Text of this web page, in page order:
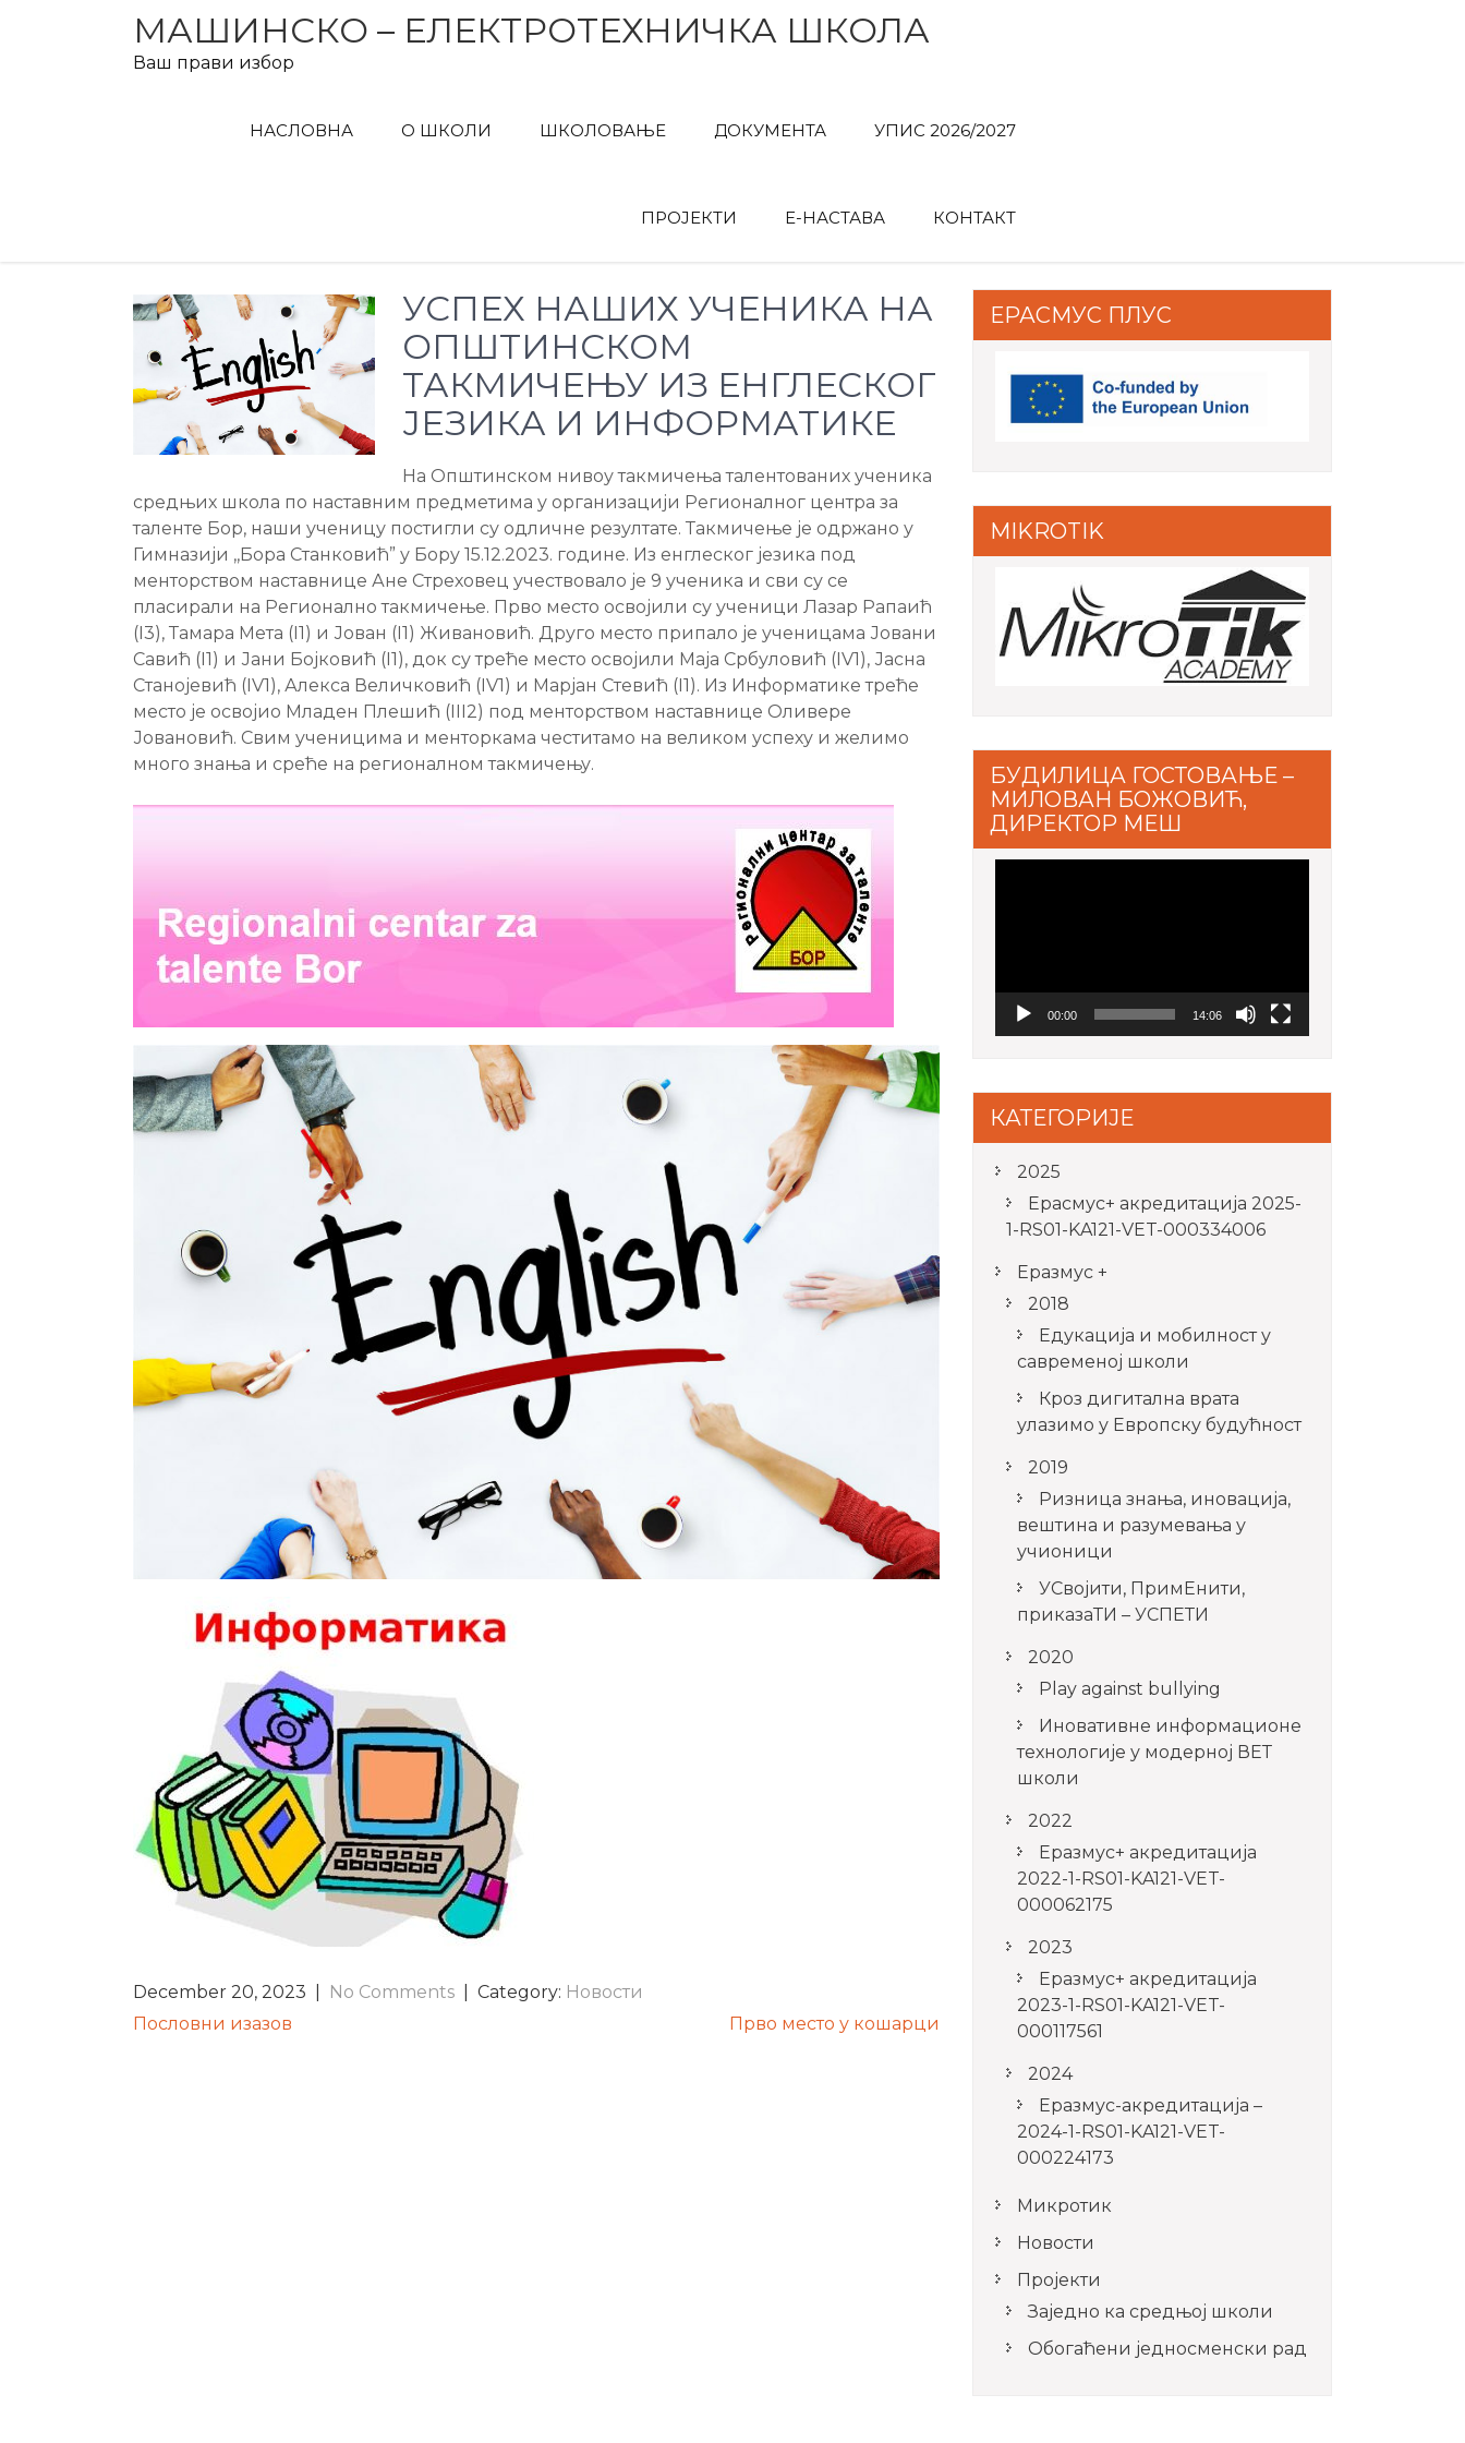
МАШИНСКО – ЕЛЕКТРОТЕХНИЧКА ШКОЛА
Ваш прави избор
НАСЛОВНА О ШКОЛИ ШКОЛОВАЊЕ ДОКУМЕНТА УПИС 2026/2027
ПРОЈЕКТИ Е-НАСТАВА КОНТАКТ
УСПЕХ НАШИХ УЧЕНИКА НА
ОПШТИНСКОМ
ТАКМИЧЕЊУ ИЗ ЕНГЛЕСКОГ
ЈЕЗИКА И ИНФОРМАТИКЕ
На Општинском нивоу такмичења талентованих ученика
средњих школа по наставним предметима у организацији Регионалног центра за
таленте Бор, наши ученицу постигли су одличне резултате. Такмичење је одржано у
Гимназији ,,Бора Станковић” у Бору 15.12.2023. године. Из енглеског језика под
менторством наставнице Ане Стреховец учествовало је 9 ученика и сви су се
пласирали на Регионално такмичење. Прво место освојили су ученици Лазар Рапаић
(I3), Тамара Мета (I1) и Јован (I1) Живановић. Друго место припало је ученицaма Јовани
Савић (I1) и Јани Бојковић (I1), док су треће место освојили Маја Србуловић (IV1), Јасна
Станојевић (IV1), Алекса Величковић (IV1) и Марјан Стевић (I1). Из Информатике треће
место је освојио Младен Плешић (III2) под менторством наставнице Оливере
Јовановић. Свим ученицима и менторкама честитамо на великом успеху и желимо
много знања и среће на регионалном такмичењу.
December 20, 2023 No Comments | Category: Новости
POST
Пословни изазов Прво место у кошарци
ЕРАСМУС ПЛУС
MIKROTIK
БУДИЛИЦА ГОСТОВАЊЕ –
МИЛОВАН БОЖОВИЋ,
ДИРЕКТОР МЕШ
00:00 14:06
КАТЕГОРИЈЕ
2025
Ерасмус+ акредитацијa 2025-
1-RS01-KA121-VET-000334006
Еразмус +
2018
Едукација и мобилност у
савременој школи
Кроз дигитална врата
улазимо у Европску будућност
2019
Ризница знања, иновација,
вештина и разумевања у
учионици
УСвојити, ПримЕнити,
приказаТИ – УСПЕТИ
2020
Play against bullying
Иновативне информационе
технологије у модерној ВЕТ
школи
2022
Еразмус+ акредитација
2022-1-RS01-KA121-VET-
000062175
2023
Еразмус+ акредитација
2023-1-RS01-KA121-VET-
000117561
2024
Еразмус-акредитација –
2024-1-RS01-KA121-VET-
000224173
Микротик
Новости
Пројекти
Заједно ка средњој школи
Обогаћени једносменски рад